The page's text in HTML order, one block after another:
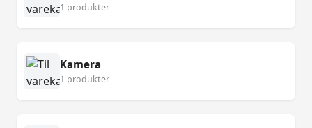
1 produkter
Kamera
1 produkter